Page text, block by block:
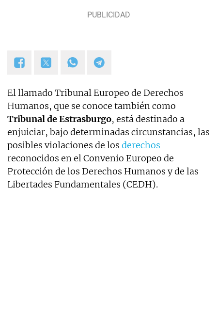
El llamado Tribunal Europeo de Derechos
Humanos, que se conoce también como
Tribunal de Estrasburgo, está destinado a
enjuiciar, bajo determinadas circunstancias, las
posibles violaciones de los derechos
reconocidos en el Convenio Europeo de
Protección de los Derechos Humanos y de las
Libertades Fundamentales (CEDH).